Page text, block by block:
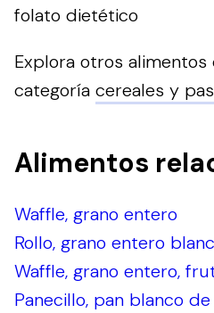
folato dietético
Explora otros
categoría cereales y
Alimentos
Waffle, grano entero
Rollo, grano entero
Waffle, grano entero,
Panecillo, pan blanco